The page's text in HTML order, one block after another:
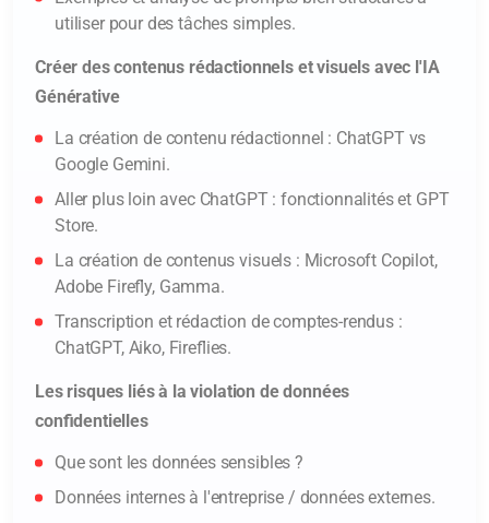
utiliser pour des tâches simples.
Créer des contenus rédactionnels et visuels avec l'IA
Générative
La création de contenu rédactionnel : ChatGPT vs
Google Gemini.
Aller plus loin avec ChatGPT : fonctionnalités et GPT
Store.
La création de contenus visuels : Microsoft Copilot,
Adobe Firefly, Gamma.
Transcription et rédaction de comptes-rendus :
ChatGPT, Aiko, Fireflies.
Les risques liés à la violation de données
confidentielles
Que sont les données sensibles ?
Données internes à l'entreprise / données externes.
Je m’inscris à la formation
Nom* :
Prénom* :